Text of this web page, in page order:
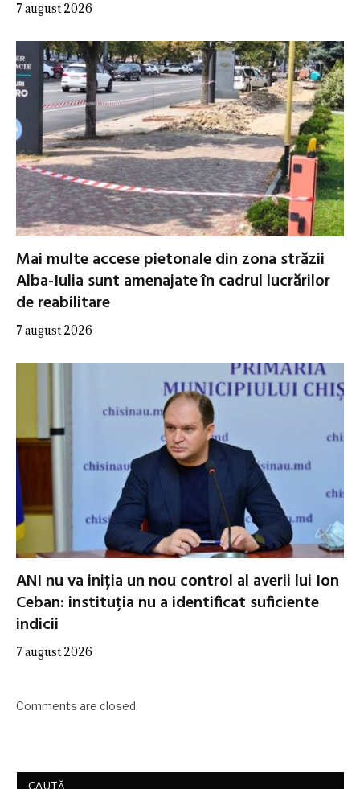
7 august 2026
Mai multe accese pietonale din zona străzii
Alba-Iulia sunt amenajate în cadrul lucrărilor
de reabilitare
7 august 2026
ANI nu va iniția un nou control al averii lui Ion
Ceban: instituția nu a identificat suficiente
indicii
7 august 2026
Comments are closed.
CAUTĂ